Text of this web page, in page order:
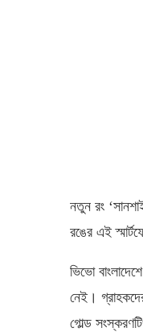
নতুন রং
রঙের এই
ভিভো
নেই।
গোল্ড